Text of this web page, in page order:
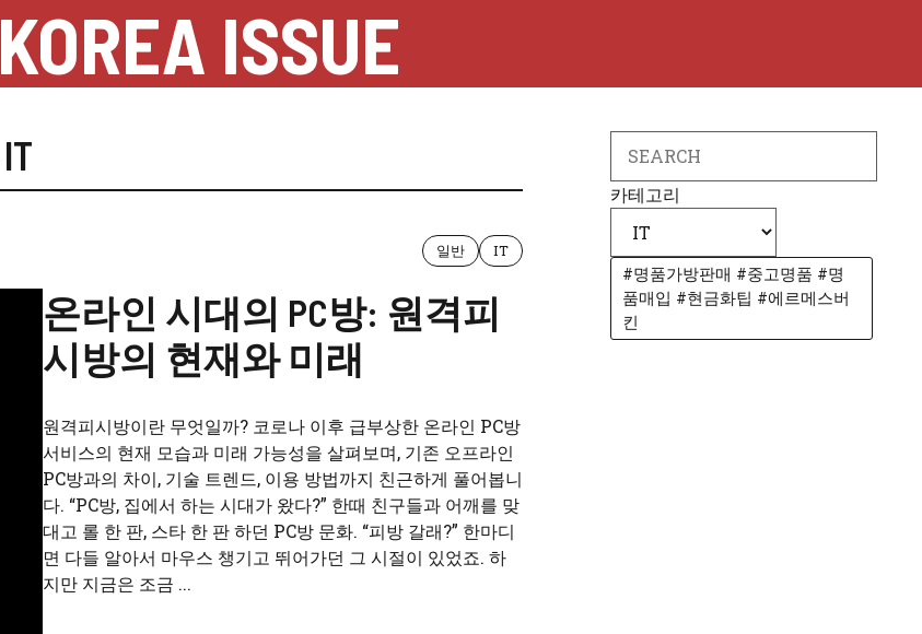
KOREA ISSUE
IT
일반 IT
온라인 시대의 PC방: 원격피
시방의 현재와 미래
원격피시방이란 무엇일까? 코로나 이후 급부상한 온라인 PC방
서비스의 현재 모습과 미래 가능성을 살펴보며, 기존 오프라인
PC방과의 차이, 기술 트렌드, 이용 방법까지 친근하게 풀어봅니
다. “PC방, 집에서 하는 시대가 왔다?” 한때 친구들과 어깨를 맞
대고 롤 한 판, 스타 한 판 하던 PC방 문화. “피방 갈래?” 한마디
면 다들 알아서 마우스 챙기고 뛰어가던 그 시절이 있었죠. 하
지만 지금은 조금 ...
카테고리
#명품가방판매 #중고명품 #명
품매입 #현금화팁 #에르메스버
킨